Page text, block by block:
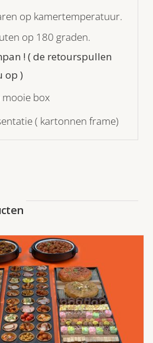
op kamertemperatuur.
op 180 graden.
! ( de retourspullen
op )
mooie box
( kartonnen frame)
WINKELWAGEN /